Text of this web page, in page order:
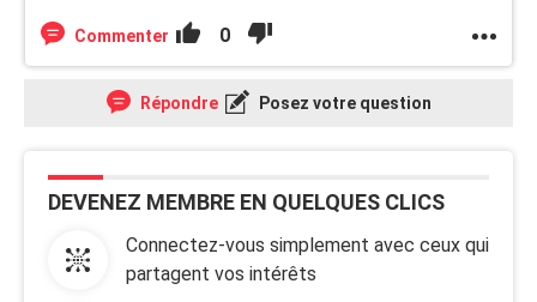
Commenter 0
Répondre Posez votre question
DEVENEZ MEMBRE EN QUELQUES CLICS
Connectez-vous simplement avec ceux qui
partagent vos intérêts